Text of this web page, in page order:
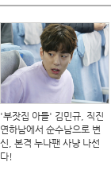
'부잣집 아들' 김민규, 직진
연하남에서 순수남으로 변
신, 본격 누나팬 사냥 나선
다!